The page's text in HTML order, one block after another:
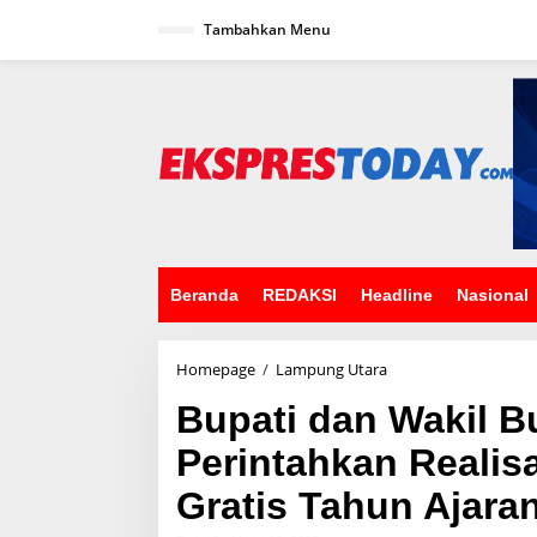
Tambahkan Menu
Beranda REDAKSI Headline Nasional
Homepage / Lampung Utara
p
a
t
i
d
a
Bupati dan Wakil
Perintahkan
Gratis Tahun